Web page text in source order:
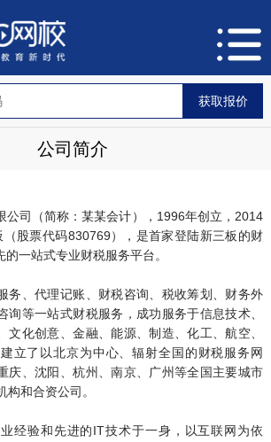
公司简介
公司（简称：某某会计），1996年创立，2014
股票代码830769），是首家登陆新三板的财
一站式专业财税服务平台。
务、代理记账、财税咨询、税收筹划、财务外
询等一站式财税服务，成功服务于信息技术、
文化创意、金融、能源、制造、化工、航空、
立了以北京为中心、辐射全国的财税服务网
庆、沈阳、杭州、南京、广州等全国主要城市
和合资公司。
经验和先进的IT技术于一身，以互联网为依